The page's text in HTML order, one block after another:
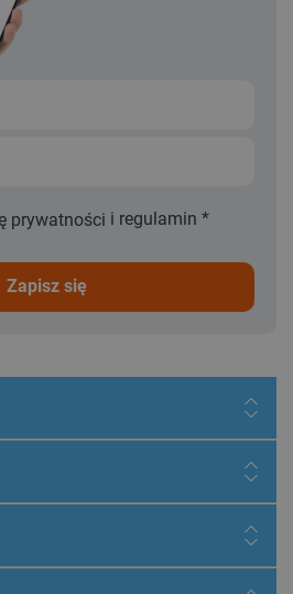
prywatności i regulamin *
zapisz się